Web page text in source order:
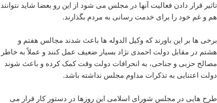
تاثیر قرار دادن فعالیت آنها در مجلس می شود از این رو بعضا شاید نتوانند
هم و غم خود را برای خدمت رسانی به مردم بگذارند.
برخی ها بر این باورند که وکیل الدوله ها باعث شدند مجالس هفتم و
هشتم در مقابل دولت احمدی نژاد بسیار ضعیف عمل کنند و عملاً به خاطر
مصالح حزبی و جناحی، به انحرافات دولت وقت کمک کرده و باعث شوند
دولت اعتنایی به تذکرات مداوم مجلس نداشته باشد.
طرح هایی در مجلس شورای اسلامی این روزها در دستور کار قرار می